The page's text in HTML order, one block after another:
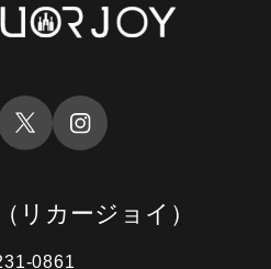
（リカージョイ）
0861